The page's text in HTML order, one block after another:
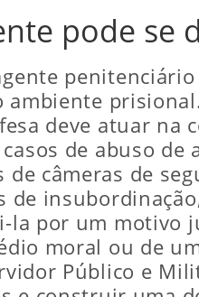
pode se
ambiente
deve atuar na
de abuso
de câmeras de
de
la por um motivo
moral ou de
Público e